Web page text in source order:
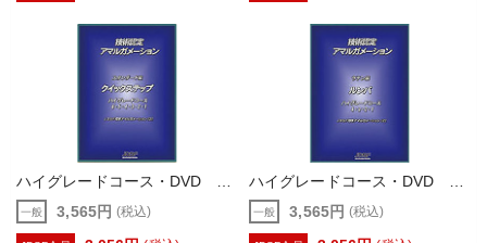
一般 3,565円(税込) 一般 3,565円(税込)